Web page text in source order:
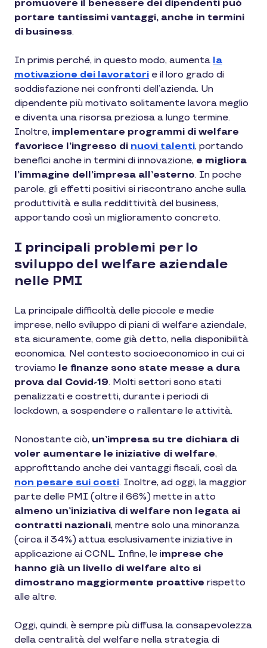
promuovere il benessere dei dipendenti può
portare tantissimi vantaggi, anche in termini
di business.
In primis perché, in questo modo, aumenta la
motivazione dei lavoratori e il loro grado di
soddisfazione nei confronti dell’azienda. Un
dipendente più motivato solitamente lavora meglio
e diventa una risorsa preziosa a lungo termine.
Inoltre, implementare programmi di welfare
favorisce l’ingresso di nuovi talenti, portando
benefici anche in termini di innovazione, e migliora
l’immagine dell’impresa all’esterno. In poche
parole, gli effetti positivi si riscontrano anche sulla
produttività e sulla reddittività del business,
apportando così un miglioramento concreto.
I principali problemi per lo
sviluppo del welfare aziendale
nelle PMI
La principale difficoltà delle piccole e medie
imprese, nello sviluppo di piani di welfare aziendale,
sta sicuramente, come già detto, nella disponibilità
economica. Nel contesto socioeconomico in cui ci
troviamo le finanze sono state messe a dura
prova dal Covid-19. Molti settori sono stati
penalizzati e costretti, durante i periodi di
lockdown, a sospendere o rallentare le attività.
Nonostante ciò, un’impresa su tre dichiara di
voler aumentare le iniziative di welfare,
approfittando anche dei vantaggi fiscali, così da
non pesare sui costi. Inoltre, ad oggi, la maggior
parte delle PMI (oltre il 66%) mette in atto
almeno un’iniziativa di welfare non legata ai
contratti nazionali, mentre solo una minoranza
(circa il 34%) attua esclusivamente iniziative in
applicazione ai CCNL. Infine, le imprese che
hanno già un livello di welfare alto si
dimostrano maggiormente proattive rispetto
alle altre.
Oggi, quindi, è sempre più diffusa la consapevolezza
della centralità del welfare nella strategia di